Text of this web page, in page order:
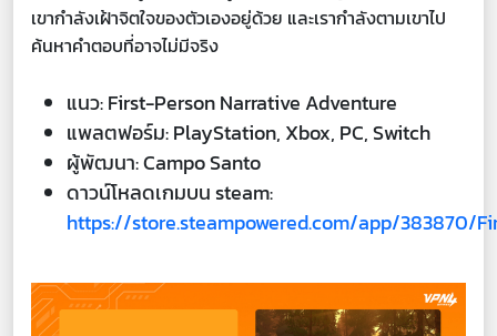
เขากำลังเฝ้าจิตใจของตัวเองอยู่ด้วย และเรากำลังตามเขาไป
ค้นหาคำตอบที่อาจไม่มีจริง
แนว: First-Person Narrative Adventure
แพลตฟอร์ม: PlayStation, Xbox, PC, Switch
ผู้พัฒนา: Campo Santo
ดาวน์โหลดเกมบน steam:
https://store.steampowered.com/app/383870/